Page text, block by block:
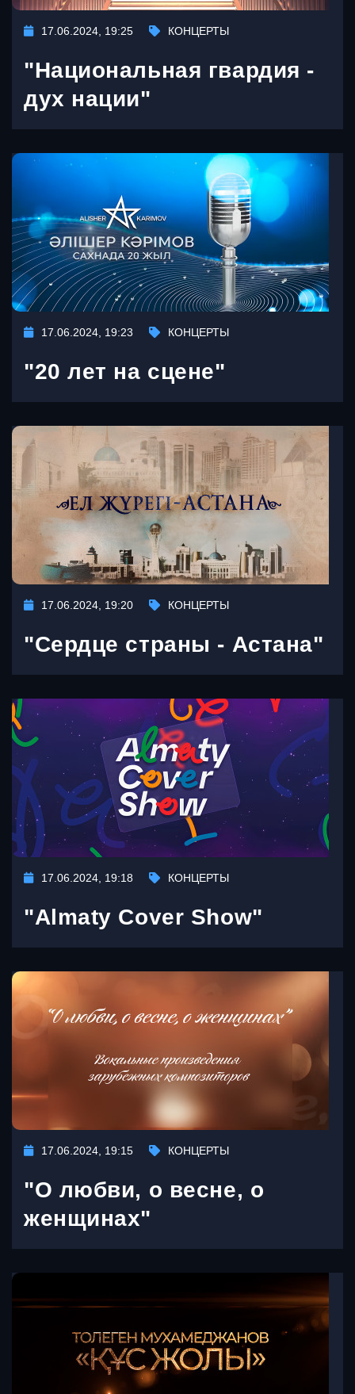
17.06.2024, 19:25 КОНЦЕРТЫ
"Национальная гвардия -
дух нации"
17.06.2024, 19:23 КОНЦЕРТЫ
"20 лет на сцене"
17.06.2024, 19:20 КОНЦЕРТЫ
"Сердце страны - Астана"
17.06.2024, 19:18 КОНЦЕРТЫ
"Almaty Cover Show"
17.06.2024, 19:15 КОНЦЕРТЫ
"О любви, о весне, о
женщинах"